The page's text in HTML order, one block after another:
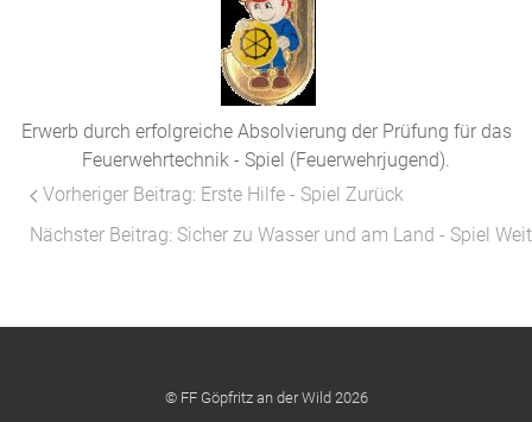
Erwerb durch erfolgreiche Absolvierung der Prüfung für das
Feuerwehrtechnik - Spiel (Feuerwehrjugend).
Vorheriger Beitrag: Erste Hilfe - Spiel Zurück
Nächster Beitrag: Sicher zu Wasser und am Land - Spiel
© FF Göpfritz an der Wild 2026